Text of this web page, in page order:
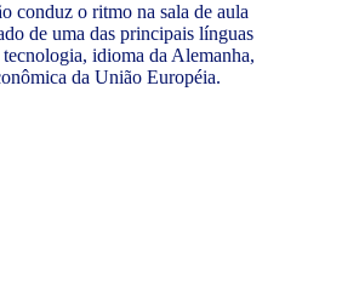
conduz o ritmo na sala de aula
de uma das principais línguas
idioma da Alemanha,
da União Européia.